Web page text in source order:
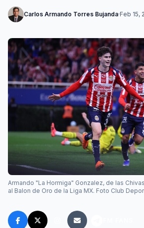
Carlos Armando Torres Bujanda·Feb 15,
Armando "La Hormiga" Gonzalez, de las
al Balon de Oro de la Liga MX. Foto Club